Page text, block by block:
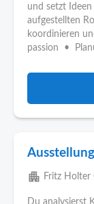
und setzt
aufgestellten
koordinieren
passion •
apartment Fritz Holter
Du analysierst